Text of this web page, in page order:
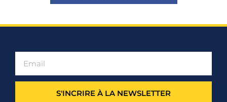
S'INCRIRE À LA NEWSLETTER